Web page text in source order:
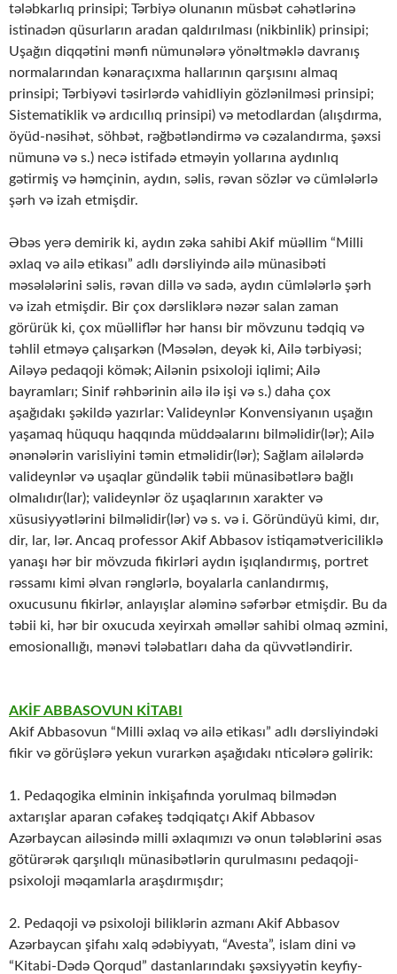
tələbkarlıq prinsipi; Tərbiyə olunanın müsbət cəhətlərinə
istinadən qüsurların aradan qaldırılması (nikbinlik) prinsipi;
Uşağın diqqətini mənfi nümunələrə yönəltməklə davranış
normalarından kənaraçıxma hallarının qarşısını almaq
prinsipi; Tərbiyəvi təsirlərdə vahidliyin gözlənilməsi prinsipi;
Sistematiklik və ardıcıllıq prinsipi) və metodlardan (alışdırma,
öyüd-nəsihət, söhbət, rəğbətləndirmə və cəzalandırma, şəxsi
nümunə və s.) necə istifadə etməyin yollarına aydınlıq
gətirmiş və həmçinin, aydın, səlis, rəvan sözlər və cümlələrlə
şərh və izah etmişdir.
Əbəs yerə demirik ki, aydın zəka sahibi Akif müəllim “Milli
əxlaq və ailə etikası” adlı dərsliyində ailə münasibəti
məsələlərini səlis, rəvan dillə və sadə, aydın cümlələrlə şərh
və izah etmişdir. Bir çox dərsliklərə nəzər salan zaman
görürük ki, çox müəlliflər hər hansı bir mövzunu tədqiq və
təhlil etməyə çalışarkən (Məsələn, deyək ki, Ailə tərbiyəsi;
Ailəyə pedaqoji kömək; Ailənin psixoloji iqlimi; Ailə
bayramları; Sinif rəhbərinin ailə ilə işi və s.) daha çox
aşağıdakı şəkildə yazırlar: Valideynlər Konvensiyanın uşağın
yaşamaq hüququ haqqında müddəalarını bilməlidir(lər); Ailə
ənənələrin varisliyini təmin etməlidir(lər); Sağlam ailələrdə
valideynlər və uşaqlar gündəlik təbii münasibətlərə bağlı
olmalıdır(lar); valideynlər öz uşaqlarının xarakter və
xüsusiyyətlərini bilməlidir(lər) və s. və i. Göründüyü kimi, dır,
dir, lar, lər. Ancaq professor Akif Abbasov istiqamətvericiliklə
yanaşı hər bir mövzuda fikirləri aydın işıqlandırmış, portret
rəssamı kimi əlvan rənglərlə, boyalarla canlandırmış,
oxucusunu fikirlər, anlayışlar aləminə səfərbər etmişdir. Bu da
təbii ki, hər bir oxucuda xeyirxah əməllər sahibi olmaq əzmini,
emosionallığı, mənəvi tələbatları daha da qüvvətləndirir.
AKİF ABBASOVUN KİTABI
Akif Abbasovun “Milli əxlaq və ailə etikası” adlı dərsliyindəki
fikir və görüşlərə yekun vurarkən aşağıdakı nticələrə gəlirik:
1. Pedaqogika elminin inkişafında yorulmaq bilmədən
axtarışlar aparan cəfakeş tədqiqatçı Akif Abbasov
Azərbaycan ailəsində milli əxlaqımızı və onun tələblərini əsas
götürərək qarşılıqlı münasibətlərin qurulmasını pedaqoji-
psixoloji məqamlarla araşdır­mış­dır;
2. Pedaqoji və psixoloji biliklərin azmanı Akif Abbasov
Azərbaycan şifahı xalq ədə­biyyatı, “Avesta”, islam dini və
“Kitabi-Dədə Qorqud” dastanlarındakı şəxsiyyətin key­fiy­